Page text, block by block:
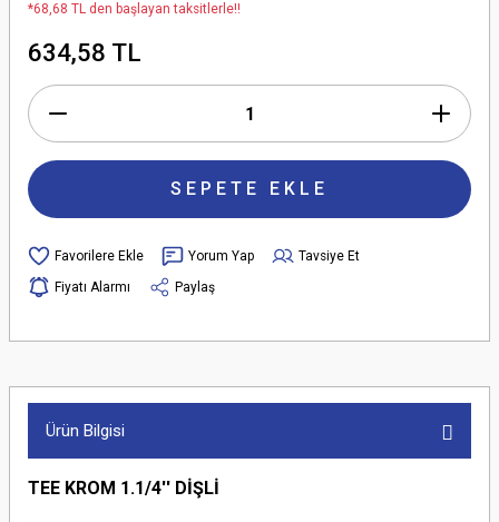
*68,68 TL den başlayan taksitlerle!!
634,58 TL
SEPETE EKLE
Yorum Yap
Tavsiye Et
Fiyatı Alarmı
Paylaş
Ürün Bilgisi
TEE KROM 1.1/4'' DİŞLİ